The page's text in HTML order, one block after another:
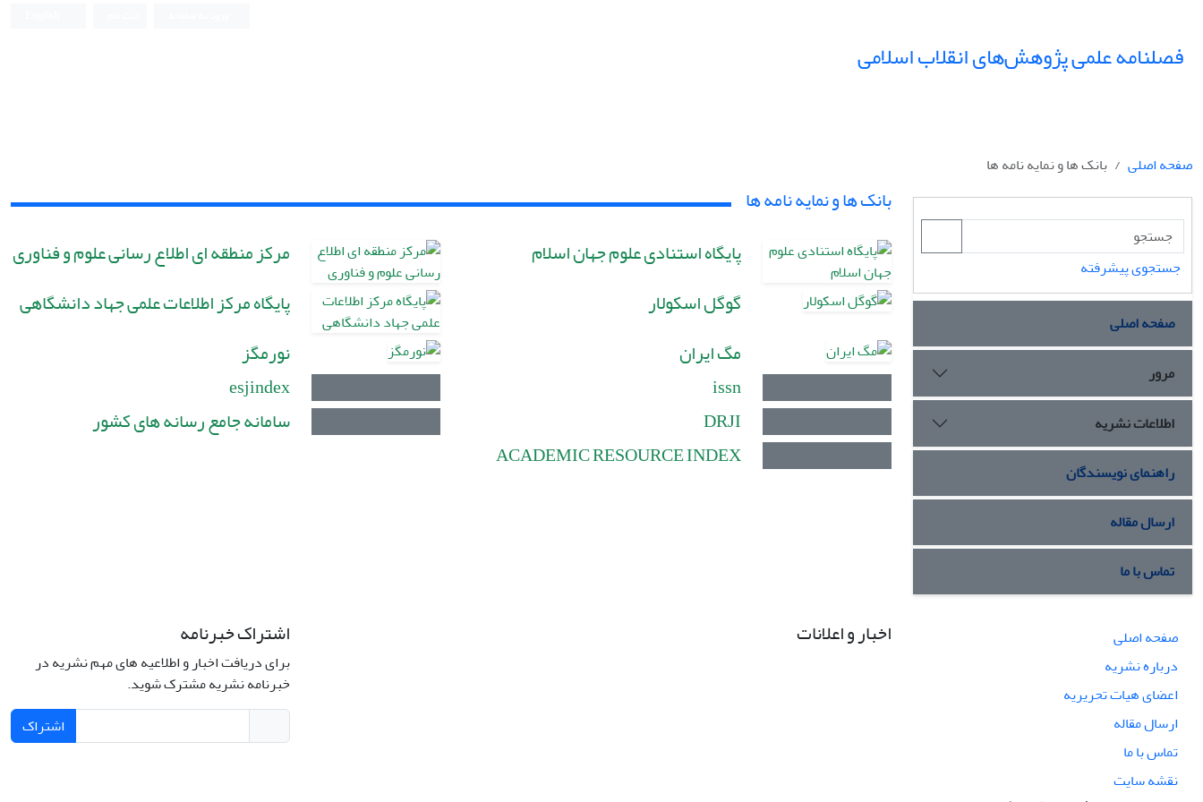
فصلنامه علمی پژوهش‌های انقلاب اسلامی
صفحه اصلی بانک ها و نمایه نامه ها
جستجوی پیشرفته
صفحه اصلی
مرور
اطلاعات نشریه
راهنمای نویسندگان
ارسال مقاله
تماس با ما
بانک ها و نمایه نامه ها
پایگاه استنادی علوم جهان اسلام
مرکز منطقه ای اطلاع رسانی علوم و فناوری
گوگل اسکولار
پایگاه مرکز اطلاعات علمی جهاد دانشگاهی
مگ ایران
نورمگز
issn
esjindex
DRJI
سامانه جامع رسانه های کشور
ACADEMIC RESOURCE INDEX
صفحه اصلی
درباره نشریه
اعضای هیات تحریریه
ارسال مقاله
تماس با ما
نقشه سایت
اخبار و اعلانات اشتراک خبرنامه
برای دریافت اخبار و اطلاعیه های مهم نشریه در
خبرنامه نشریه مشترک شوید.
اشتراک